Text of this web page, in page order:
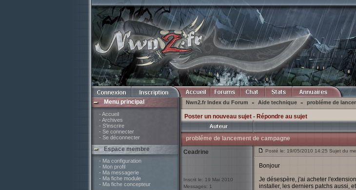
Menu principal
- Accueil
- Archives
- S'inscrire
- Se connecter
- Se déconnecter
Espace membre
- Ma configuration
- Mon profil
- Ma messagerie
- Ma fiche module
- Ma fiche concepteur
Nwn2.fr Index du Forum » Aide technique » probléme de
Poster un nouveau sujet- Répondre au sujet
probléme de lancement de campagne
Ceadrine
Inscrit le: 19 Mai 2010
Messages: 1
Posté le: 19/05/2010 14:25 Sujet du
Bonjour
Je désespère, j'ai acheter
installer, les derniers patchs aussi,